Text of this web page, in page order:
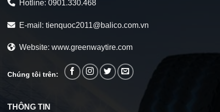
Hotline: 0901.330.468
E-mail: tienquoc2011@balico.com.vn
Website: www.greenwaytire.com
Chúng tôi trên:
THÔNG TIN